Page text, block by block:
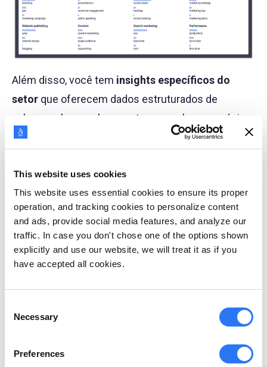
This website uses cookies
This website uses essential cookies to ensure its proper
operation, and tracking cookies to personalize content
and ads, provide social media features, and analyze our
traffic. In case you don't chose one of the options shown
explicitly and use our website, we will treat it as if you
have accepted all cookies.
Selection
Necessary
Preferences
Além disso, você tem insights específicos do
setor que oferecem dados estruturados de
palavras-chave sobre o setor ao qual seu negócio
pertence.
A segunda aba mostra a distribuição do público
dentro deste segmento de persona. Aqui, você
obtém as respostas para todas as suas perguntas
sobre como, quem, onde, quando e o quê. Você
aprende sobre os dispositivos e mecanismos de
busca que eles usam, as palavras-chave e tópicos
climáticas, níveis de atividade e mais.